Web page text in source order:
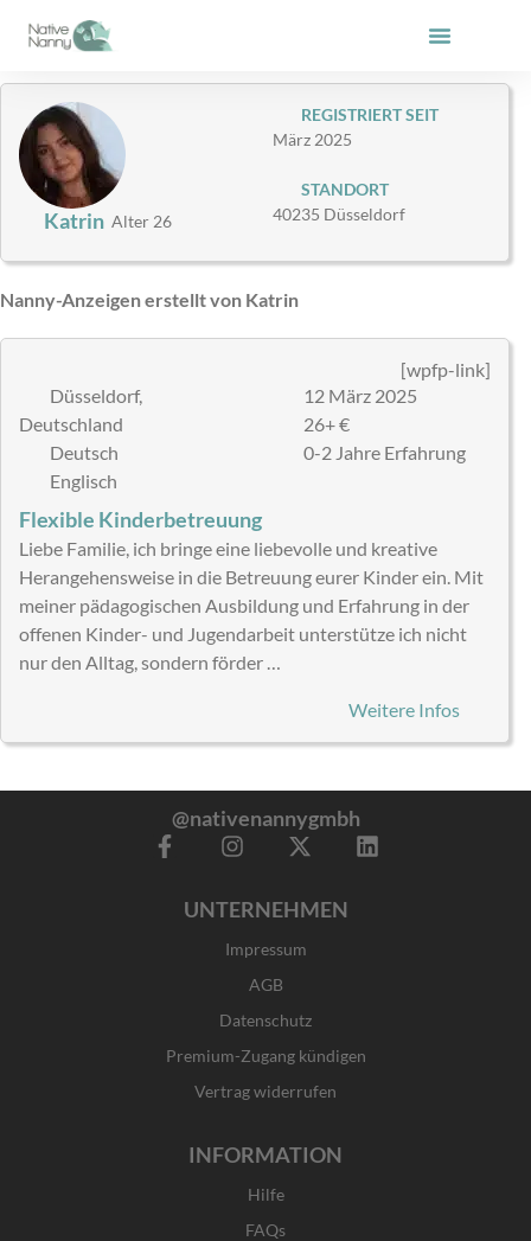
Inhalt
KatrinAlter 26
REGISTRIERT SEIT
März 2025
STANDORT
40235 Düsseldorf
Nanny-Anzeigen erstellt von Katrin
[wpfp-link]
Düsseldorf,
Deutschland
Deutsch
Englisch
12 März 2025
26+ €
0-2 Jahre Erfahrung
Flexible Kinderbetreuung
Liebe Familie, ich bringe eine liebevolle und kreative
Herangehensweise in die Betreuung eurer Kinder ein. Mit
meiner pädagogischen Ausbildung und Erfahrung in der
offenen Kinder- und Jugendarbeit unterstütze ich nicht
nur den Alltag, sondern förder …
Weitere Infos
@nativenannygmbh
F
f
I
t
a
g
a
m
X
w
i
t
e
r
L
UNTERNEHMEN
Impressum
AGB
Datenschutz
Premium-Zugang kündigen
Vertrag widerrufen
INFORMATION
Hilfe
FAQs